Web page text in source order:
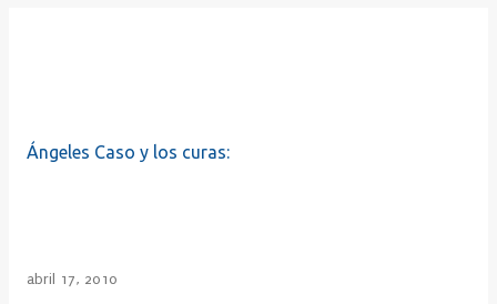
Ángeles Caso y los curas:
abril 17, 2010